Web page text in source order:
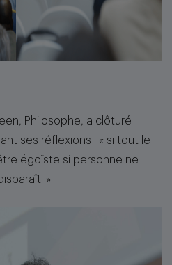
Philosophe, a clôturé
ses réflexions : « si tout le
égoïste si personne ne
»